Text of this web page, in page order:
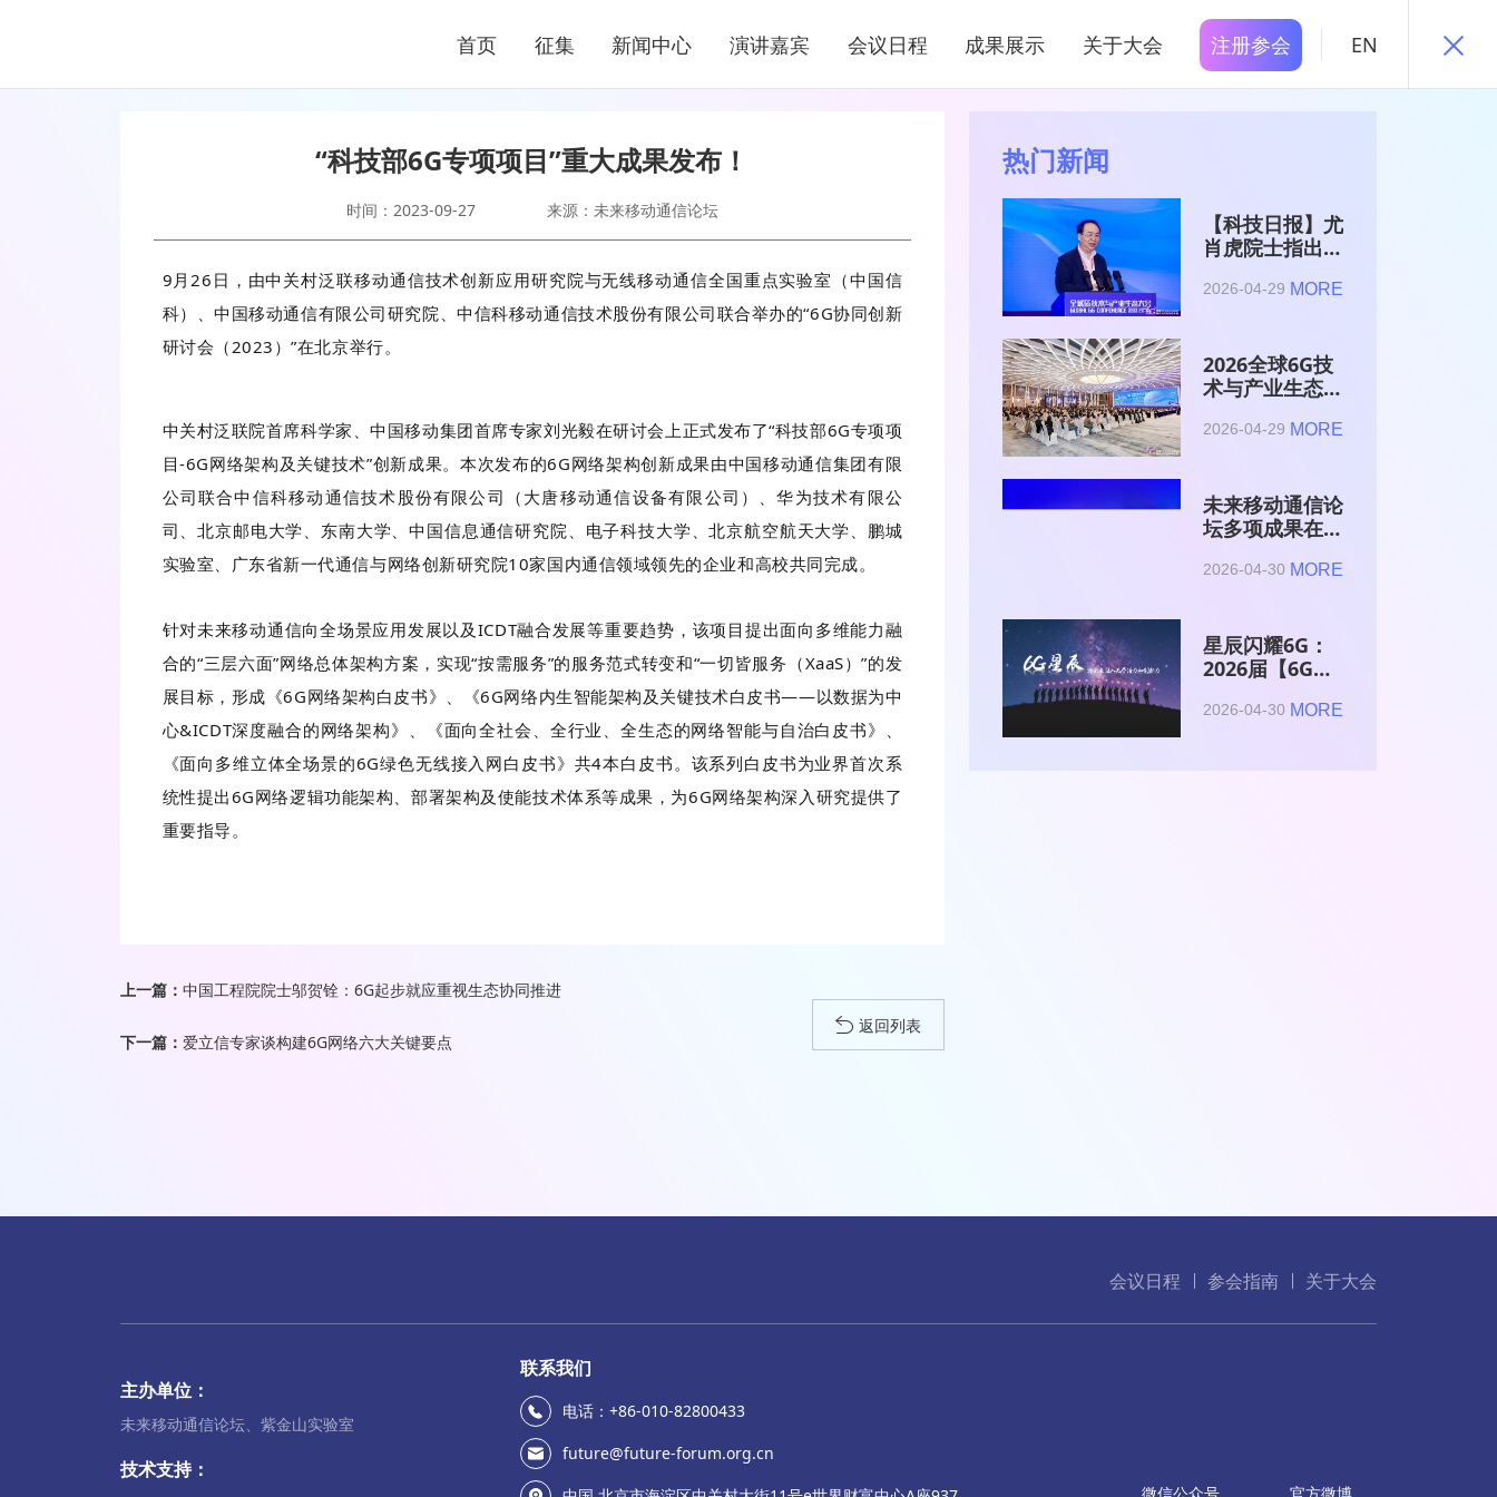
首页 征集 新闻中心 演讲嘉宾 会议日程 成果展示 关于大会 注册参会 EN
NEWS CENTER
“科技部6G专项项目”重大成果发布！
时间：2023-09-27 来源：未来移动通信论坛
9月26日，由中关村泛联移动通信技术创新应用研究院与无线移动通信全国重点实验室（中国信
科）、中国移动通信有限公司研究院、中信科移动通信技术股份有限公司联合举办的“6G协同创新
研讨会（2023）”在北京举行。
中关村泛联院首席科学家、中国移动集团首席专家刘光毅在研讨会上正式发布了“科技部6G专项项
目-6G网络架构及关键技术”创新成果。本次发布的6G网络架构创新成果由中国移动通信集团有限
公司联合中信科移动通信技术股份有限公司（大唐移动通信设备有限公司）、华为技术有限公
司、北京邮电大学、东南大学、中国信息通信研究院、电子科技大学、北京航空航天大学、鹏城
实验室、广东省新一代通信与网络创新研究院10家国内通信领域领先的企业和高校共同完成。
针对未来移动通信向全场景应用发展以及ICDT融合发展等重要趋势，该项目提出面向多维能力融
合的“三层六面”网络总体架构方案，实现“按需服务”的服务范式转变和“一切皆服务（XaaS）”的发
展目标，形成《6G网络架构白皮书》、《6G网络内生智能架构及关键技术白皮书——以数据为中
心&ICDT深度融合的网络架构》、《面向全社会、全行业、全生态的网络智能与自治白皮书》、
《面向多维立体全场景的6G绿色无线接入网白皮书》共4本白皮书。该系列白皮书为业界首次系
统性提出6G网络逻辑功能架构、部署架构及使能技术体系等成果，为6G网络架构深入研究提供了
重要指导。
上一篇： 中国工程院院士邬贺铨：6G起步就应重视生态协同推进
下一篇： 爱立信专家谈构建6G网络六大关键要点
返回列表
热门新闻
【科技日报】尤
肖虎院士指出
是赋能AI的发
2026-04-29 MORE
2026全球6G技
术与产业生态大
2026-04-29 MORE
未来移动通信论
坛多项成果在
术与产业生态大
2026-04-30 MORE
星辰闪耀6G：
2026届【6G星
与博士获颁证书
2026-04-30 MORE
会议日程 参会指南 关于大会
主办单位：
未来移动通信论坛、紫金山实验室
技术支持：
联系我们
电话：+86-010-82800433
future@future-forum.org.cn